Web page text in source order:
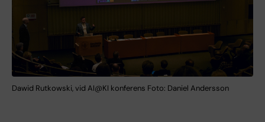
Dawid Rutkowski, vid AI@KI konferens Foto: Daniel Andersson